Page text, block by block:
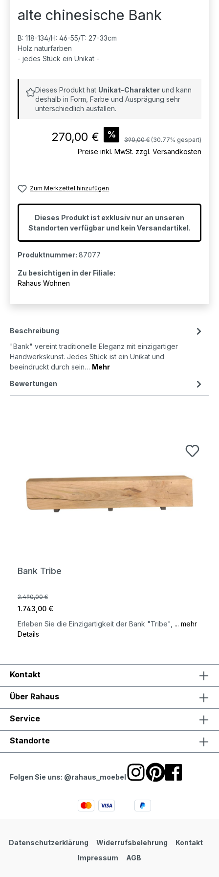
alte chinesische Bank
B: 118-134/H: 46-55/T: 27-33cm
Holz naturfarben
- jedes Stück ein Unikat -
Dieses Produkt hat Unikat-Charakter und kann
deshalb in Form, Farbe und Ausprägung sehr
unterschiedlich ausfallen.
Verkaufspreis:
270,00 € % Regulärer Preis:
390,00 € (30.77% gespart)
Preise inkl. MwSt. zzgl. Versandkosten
Zum Merkzettel hinzufügen
Dieses Produkt ist exklusiv nur an unseren
Standorten verfügbar und kein Versandartikel.
Produktnummer: 87077
Zu besichtigen in der Filiale:
Rahaus Wohnen
Beschreibung
"Bank" vereint traditionelle Eleganz mit einzigartiger
Handwerkskunst. Jedes Stück ist ein Unikat und
beeindruckt durch sein… Mehr
Bewertungen
Bank Tribe
2.490,00 €
1.743,00 €
Erleben Sie die Einzigartigkeit der Bank "Tribe", ... mehr
Details
Kontakt
Über Rahaus
Service
Standorte
Folgen Sie uns: @rahaus_moebel
Datenschutzerklärung Widerrufsbelehrung
Kontakt
Impressum
AGB